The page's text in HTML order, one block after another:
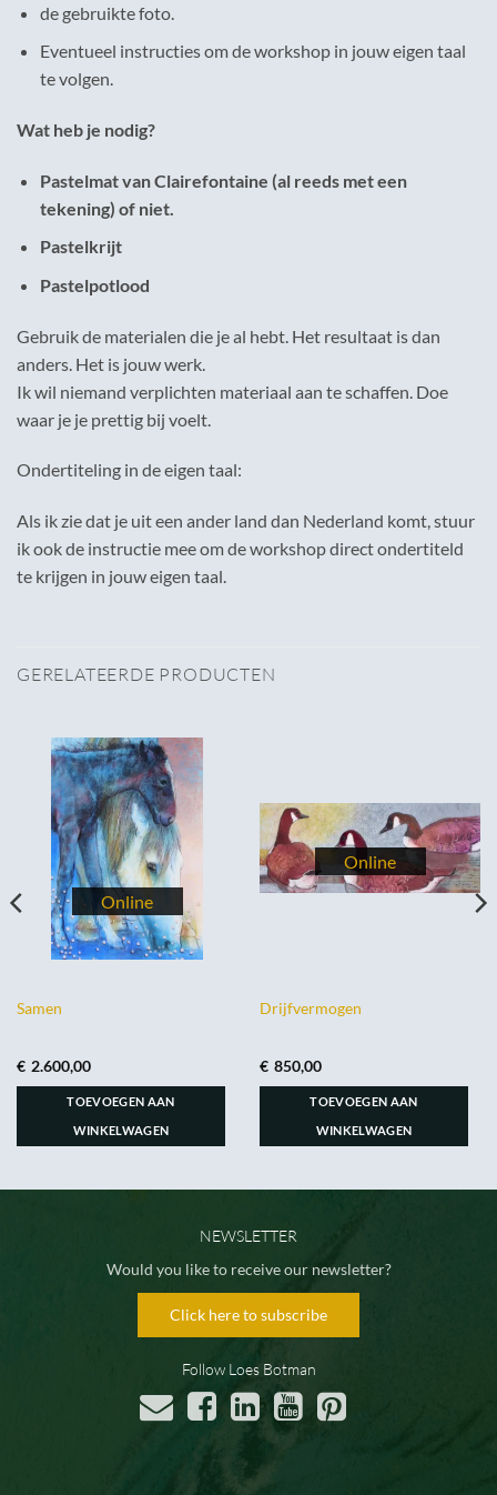
de gebruikte foto.
Eventueel instructies om de workshop in jouw eigen taal
te volgen.
Wat heb je nodig?
Pastelmat van Clairefontaine (al reeds met een
tekening) of niet.
Pastelkrijt
Pastelpotlood
Gebruik de materialen die je al hebt. Het resultaat is dan
anders. Het is jouw werk.
Ik wil niemand verplichten materiaal aan te schaffen. Doe
waar je je prettig bij voelt.
Ondertiteling in de eigen taal:
Als ik zie dat je uit een ander land dan Nederland komt, stuur
ik ook de instructie mee om de workshop direct ondertiteld
te krijgen in jouw eigen taal.
GERELATEERDE PRODUCTEN
Samen
€ 2.600,00
TOEVOEGEN AAN
WINKELWAGEN
Drijfvermogen
€ 850,00
TOEVOEGEN AAN
WINKELWAGEN
NEWSLETTER
Would you like to receive our newsletter?
Click here to subscribe
Follow Loes Botman